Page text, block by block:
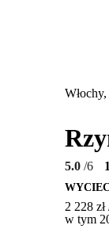
5.0 /6
2 228 zł
w tym